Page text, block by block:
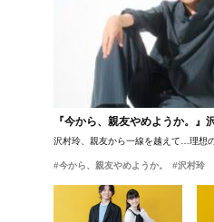
『今から、親友やめようか。』
沢村玲、親友から一線を越えて…理想
#今から、親友やめようか。 #沢村玲